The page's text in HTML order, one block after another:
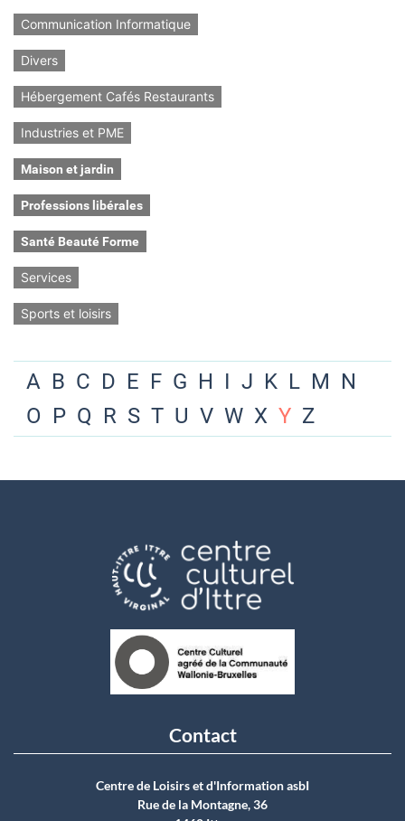
Communication Informatique
Divers
Hébergement Cafés Restaurants
Industries et PME
Maison et jardin
Professions libérales
Santé Beauté Forme
Services
Sports et loisirs
A B C D E F G H I J K L M N
O P Q R S T U V W X Y Z
Contact
Centre de Loisirs et d'Information asbI
Rue de la Montagne, 36